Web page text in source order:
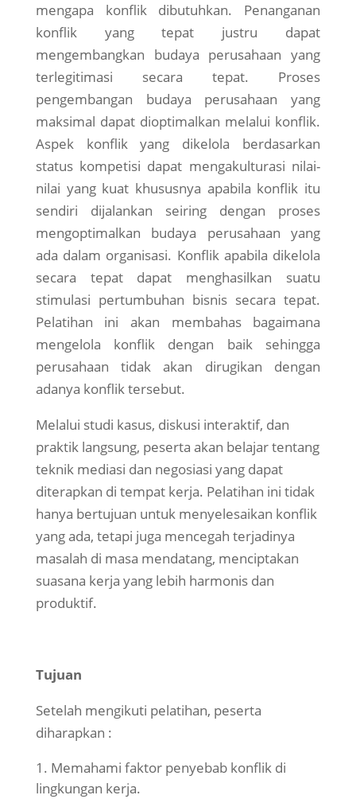
mengapa konflik dibutuhkan. Penanganan
konflik yang tepat justru dapat
mengembangkan budaya perusahaan yang
terlegitimasi secara tepat. Proses
pengembangan budaya perusahaan yang
maksimal dapat dioptimalkan melalui konflik.
Aspek konflik yang dikelola berdasarkan
status kompetisi dapat mengakulturasi nilai-
nilai yang kuat khususnya apabila konflik itu
sendiri dijalankan seiring dengan proses
mengoptimalkan budaya perusahaan yang
ada dalam organisasi. Konflik apabila dikelola
secara tepat dapat menghasilkan suatu
stimulasi pertumbuhan bisnis secara tepat.
Pelatihan ini akan membahas bagaimana
mengelola konflik dengan baik sehingga
perusahaan tidak akan dirugikan dengan
adanya konflik tersebut.
Melalui studi kasus, diskusi interaktif, dan
praktik langsung, peserta akan belajar tentang
teknik mediasi dan negosiasi yang dapat
diterapkan di tempat kerja. Pelatihan ini tidak
hanya bertujuan untuk menyelesaikan konflik
yang ada, tetapi juga mencegah terjadinya
masalah di masa mendatang, menciptakan
suasana kerja yang lebih harmonis dan
produktif.
Tujuan
Setelah mengikuti pelatihan, peserta
diharapkan :
Memahami faktor penyebab konflik di
lingkungan kerja.